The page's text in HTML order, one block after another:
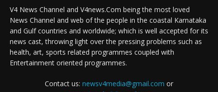
V4 News Channel and V4news.Com being the most loved
News Channel and web of the people in the coastal Karnataka
and Gulf countries and worldwide; which is well accepted for its
news cast, throwing light over the pressing problems such as
health, art, sports related programmes coupled with
Entertainment oriented programmes.
Contact us: newsv4media@gmail.com or